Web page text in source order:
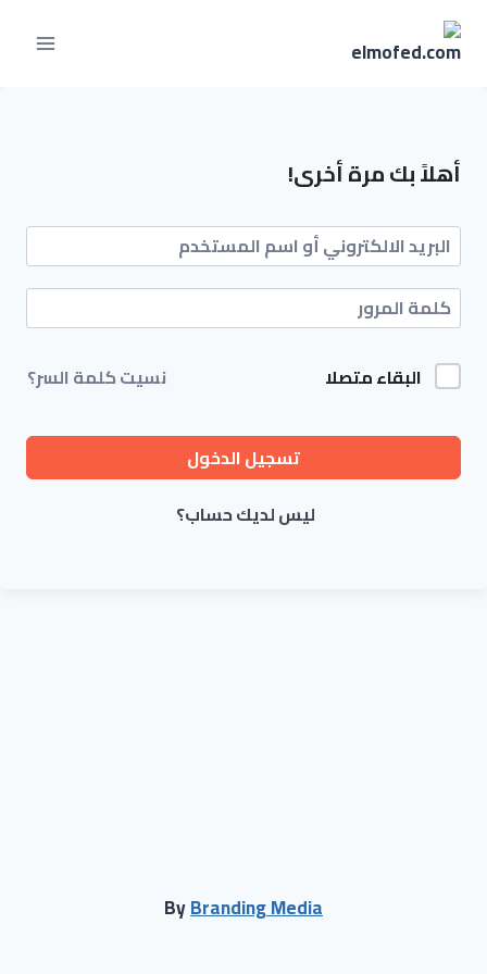
أهلاً بك مرة أخرى!
البقاء متصلا نسيت كلمة السر؟
تسجيل الدخول
ليس لديك حساب؟
ByBranding Media